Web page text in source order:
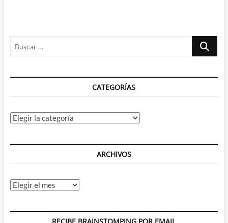
Buscar
CATEGORÍAS
Categorías
ARCHIVOS
Archivos